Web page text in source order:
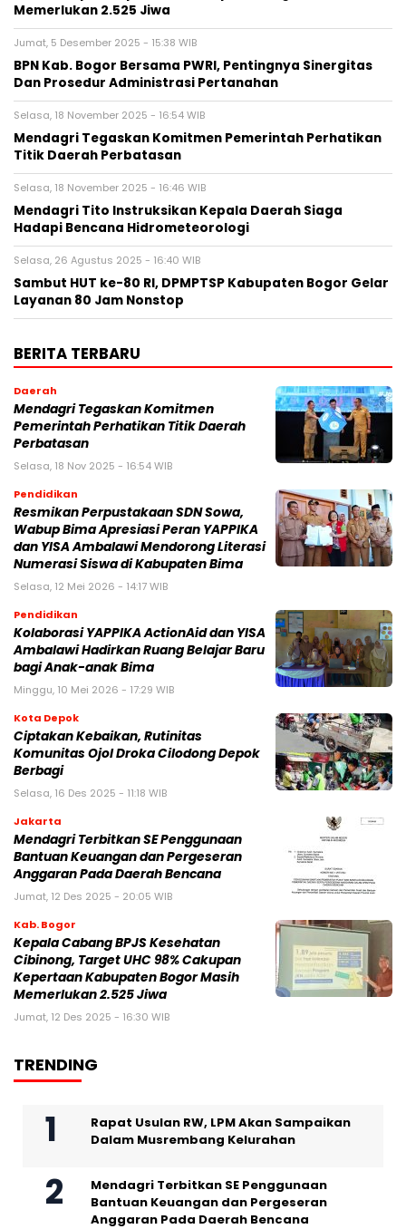
Memerlukan 2.525 Jiwa
Jumat, 5 Desember 2025 - 15:38 WIB
BPN Kab. Bogor Bersama PWRI, Pentingnya Sinergitas
Dan Prosedur Administrasi Pertanahan
Selasa, 18 November 2025 - 16:54 WIB
Mendagri Tegaskan Komitmen Pemerintah Perhatikan
Titik Daerah Perbatasan
Selasa, 18 November 2025 - 16:46 WIB
Mendagri Tito Instruksikan Kepala Daerah Siaga
Hadapi Bencana Hidrometeorologi
Selasa, 26 Agustus 2025 - 16:40 WIB
Sambut HUT ke-80 RI, DPMPTSP Kabupaten Bogor Gelar
Layanan 80 Jam Nonstop
BERITA TERBARU
Daerah
Mendagri Tegaskan Komitmen
Pemerintah Perhatikan Titik Daerah
Perbatasan
Selasa, 18 Nov 2025 - 16:54 WIB
Pendidikan
Resmikan Perpustakaan SDN Sowa,
Wabup Bima Apresiasi Peran YAPPIKA
dan YISA Ambalawi Mendorong Literasi
Numerasi Siswa di Kabupaten Bima
Selasa, 12 Mei 2026 - 14:17 WIB
Pendidikan
Kolaborasi YAPPIKA ActionAid dan YISA
Ambalawi Hadirkan Ruang Belajar Baru
bagi Anak-anak Bima
Minggu, 10 Mei 2026 - 17:29 WIB
Kota Depok
Ciptakan Kebaikan, Rutinitas
Komunitas Ojol Droka Cilodong Depok
Berbagi
Selasa, 16 Des 2025 - 11:18 WIB
Jakarta
Mendagri Terbitkan SE Penggunaan
Bantuan Keuangan dan Pergeseran
Anggaran Pada Daerah Bencana
Jumat, 12 Des 2025 - 20:05 WIB
Kab. Bogor
Kepala Cabang BPJS Kesehatan
Cibinong, Target UHC 98% Cakupan
Kepertaan Kabupaten Bogor Masih
Memerlukan 2.525 Jiwa
Jumat, 12 Des 2025 - 16:30 WIB
TRENDING
Rapat Usulan RW, LPM Akan Sampaikan
Dalam Musrembang Kelurahan
Mendagri Terbitkan SE Penggunaan
Bantuan Keuangan dan Pergeseran
Anggaran Pada Daerah Bencana